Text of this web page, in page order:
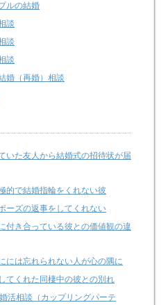
ルの結婚
談
談
談
婚（再婚）相談
いた友人から結婚式の招待状が届
的で結婚指輪をくれない彼
ーズの返事をしてくれない
付き合っている彼との価値観の違
には忘れられない人が心の隅に
てくれた同棲中の彼との別れ
活相談（カップリングパーテ